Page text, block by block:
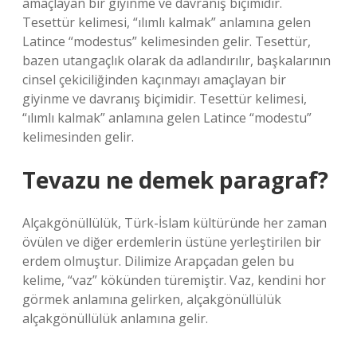
Tesettür kelimesi, “ılımlı kalmak” anlamına gelen
Latince “modestus” kelimesinden gelir. Tesettür,
bazen utangaçlık olarak da adlandırılır, başkalarının
cinsel çekiciliğinden kaçınmayı amaçlayan bir
giyinme ve davranış biçimidir. Tesettür kelimesi,
“ılımlı kalmak” anlamına gelen Latince “modestu”
kelimesinden gelir.
Tevazu ne demek paragraf?
Alçakgönüllülük, Türk-İslam kültüründe her zaman
övülen ve diğer erdemlerin üstüne yerleştirilen bir
erdem olmuştur. Dilimize Arapçadan gelen bu
kelime, “vaz” kökünden türemiştir. Vaz, kendini hor
görmek anlamına gelirken, alçakgönüllülük
alçakgönüllülük anlamına gelir.